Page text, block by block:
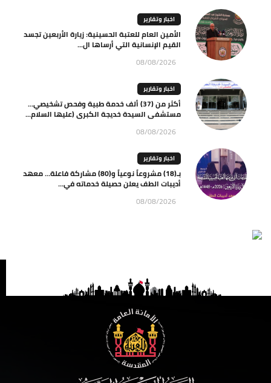
اخبار وتقارير
الأمين العام للعتبة الحسينية: زيارة الأربعين تجسد
القيم الإنسانية التي أرساها ال...
08/08/2026
اخبار وتقارير
أكثر من (37) ألف خدمة طبية وفحص تشخيصي…
مستشفى السيدة خديجة الكبرى (عليها السلام...
08/08/2026
اخبار وتقارير
بـ(18) مشروعاً نوعياً و(80) مشاركة فاعلة… معهد
أديبات الطف يعلن حصيلة خدماته في...
08/08/2026